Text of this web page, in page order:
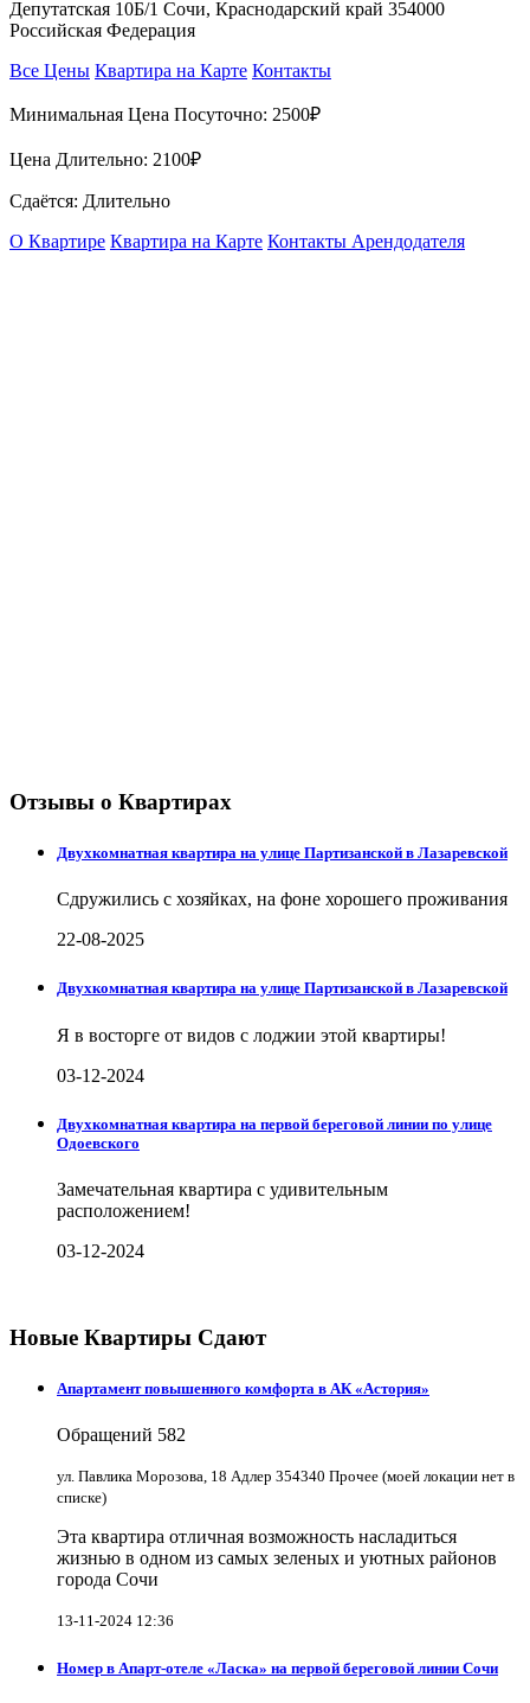
Депутатская 10Б/1 Сочи, Краснодарский край 354000
Российская Федерация
Все Цены Квартира на Карте Контакты
Минимальная Цена Посуточно: 2500₽
Цена Длительно: 2100₽
Сдаётся: Длительно
О Квартире Квартира на Карте Контакты Арендодателя
Отзывы о Квартирах
Двухкомнатная квартира на улице Партизанской в Лазаревской
Сдружились с хозяйках, на фоне хорошего проживания
22-08-2025
Двухкомнатная квартира на улице Партизанской в Лазаревской
Я в восторге от видов с лоджии этой квартиры!
03-12-2024
Двухкомнатная квартира на первой береговой линии по улице
Одоевского
Замечательная квартира с удивительным
расположением!
03-12-2024
Новые Квартиры Сдают
Апартамент повышенного комфорта в АК «Астория»
Обращений 582
ул. Павлика Морозова, 18 Адлер 354340 Прочее (моей локации нет в
списке)
Эта квартира отличная возможность насладиться
жизнью в одном из самых зеленых и уютных районов
города Сочи
13-11-2024 12:36
Номер в Апарт-отеле «Ласка» на первой береговой линии Сочи